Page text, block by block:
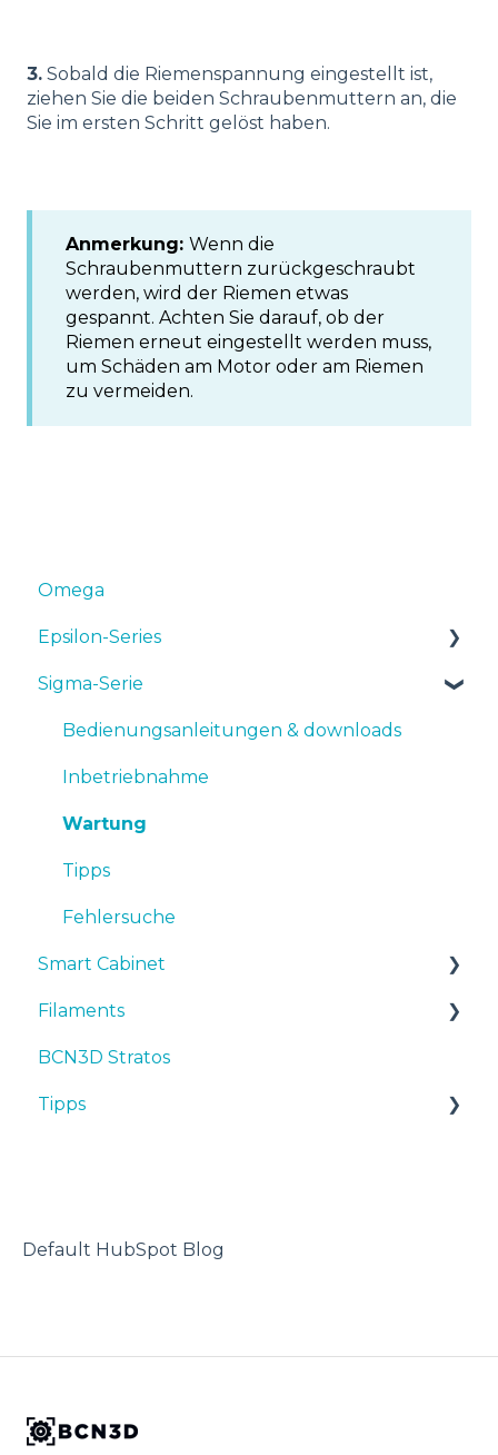
3. Sobald die Riemenspannung eingestellt ist,
ziehen Sie die beiden Schraubenmuttern an, die
Sie im ersten Schritt gelöst haben.
Anmerkung: Wenn die
Schraubenmuttern zurückgeschraubt
werden, wird der Riemen etwas
gespannt. Achten Sie darauf, ob der
Riemen erneut eingestellt werden muss,
um Schäden am Motor oder am Riemen
zu vermeiden.
Omega
Epsilon-Series
Bedienungsanleitungen & Downloads
Inbetriebnahme
Wartung
Tipps
Fehlersuche
Sigma-Serie
Bedienungsanleitungen & downloads
Inbetriebnahme
Wartung
Tipps
Fehlersuche
Smart Cabinet
Manuals & Downloads
First steps
Maintenance
Filaments
Tipps
TPU
BCN3D Stratos
Tipps
Default HubSpot Blog